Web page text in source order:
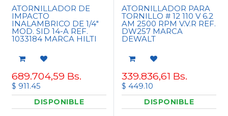
ATORNILLADOR DE
IMPACTO
INALAMBRICO DE 1/4"
MOD. SID 14-A REF.
1033184 MARCA HILTI
689.704,59 Bs.
$ 911.45
DISPONIBLE
ATORNILLADOR PARA
TORNILLO # 12 110 V 6.2
AM 2500 RPM V.V.R REF.
DW257 MARCA
DEWALT
339.836,61 Bs.
$ 449.10
DISPONIBLE